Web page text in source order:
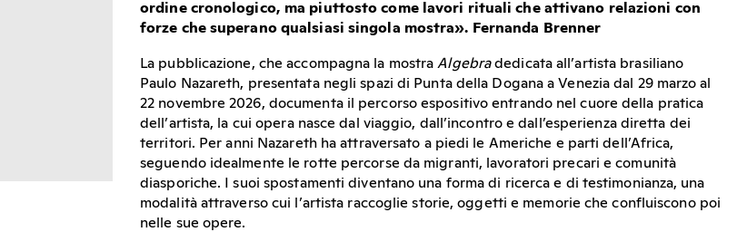
ordine cronologico, ma piuttosto come lavori rituali che attivano relazioni con
forze che superano qualsiasi singola mostra». Fernanda Brenner
La pubblicazione, che accompagna la mostraAlgebradedicata all’artista brasiliano
Paulo Nazareth, presentata negli spazi di Punta della Dogana a Venezia dal 29 marzo al
22 novembre 2026, documenta il percorso espositivo entrando nel cuore della pratica
dell’artista, la cui opera nasce dal viaggio, dall’incontro e dall’esperienza diretta dei
territori. Per anni Nazareth ha attraversato a piedi le Americhe e parti dell’Africa,
seguendo idealmente le rotte percorse da migranti, lavoratori precari e comunità
diasporiche. I suoi spostamenti diventano una forma di ricerca e di testimonianza, una
modalità attraverso cui l’artista raccoglie storie, oggetti e memorie che confluiscono poi
nelle sue opere.